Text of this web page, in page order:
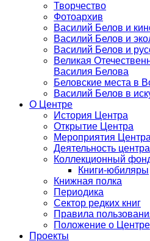
Творчество
Фотоархив
Василий Белов и
Василий Белов и
Василий Белов и
Великая
Василия Белова
Беловские места в
Василий Белов в
О Центре
История Центра
Открытие Центра
Мероприятия Центра
Деятельность центра
Коллекционный
Книги-юбиляры
Книжная полка
Периодика
Сектор редких книг
Правила
Положение о Центре
Проекты